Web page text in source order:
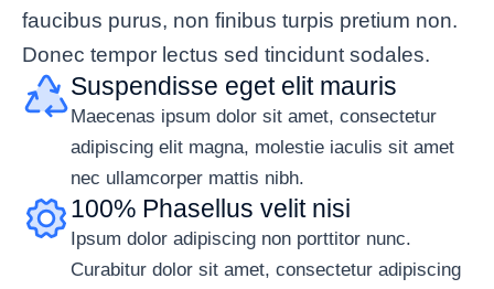
faucibus purus, non finibus turpis pretium non.
Donec tempor lectus sed tincidunt sodales.
Suspendisse eget elit mauris
Maecenas ipsum dolor sit amet, consectetur
adipiscing elit magna, molestie iaculis sit amet
nec ullamcorper mattis nibh.
100% Phasellus velit nisi
Ipsum dolor adipiscing non porttitor nunc.
Curabitur dolor sit amet, consectetur adipiscing